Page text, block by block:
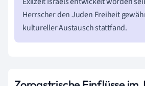
Herrscher den Juden Freiheit
kultureller Austausch stattfand.